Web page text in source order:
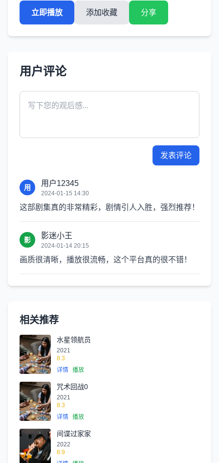
立即播放 添加收藏 分享
用户评论
发表评论
用 用户12345
2024-01-15 14:30
这部剧集真的非常精彩，剧情引人入胜，强烈推荐！
影 影迷小王
2024-01-14 20:15
画质很清晰，播放很流畅，这个平台真的很不错！
相关推荐
水星领航员
2021
8.3
详情 播放
咒术回战0
2021
8.3
详情 播放
间谍过家家
2022
8.9